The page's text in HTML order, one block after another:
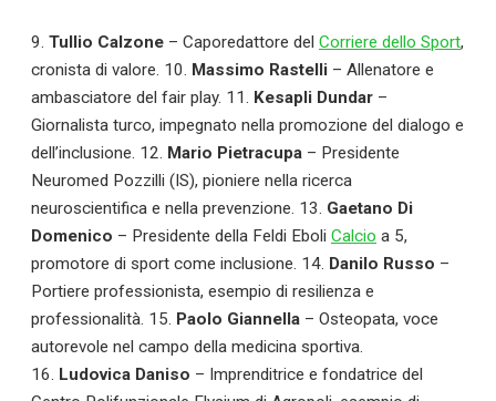
Calciomercato
Serie B
9. Tullio Calzone – Caporedattore del Corriere dello Sport,
cronista di valore. 10. Massimo Rastelli – Allenatore e
ambasciatore del fair play. 11. Kesapli Dundar –
Giornalista turco, impegnato nella promozione del dialogo e
dell’inclusione. 12. Mario Pietracupa – Presidente
Neuromed Pozzilli (IS), pioniere nella ricerca
neuroscientifica e nella prevenzione. 13. Gaetano Di
Domenico – Presidente della Feldi Eboli Calcio a 5,
promotore di sport come inclusione. 14. Danilo Russo –
Portiere professionista, esempio di resilienza e
professionalità. 15. Paolo Giannella – Osteopata, voce
autorevole nel campo della medicina sportiva.
16. Ludovica Daniso – Imprenditrice e fondatrice del